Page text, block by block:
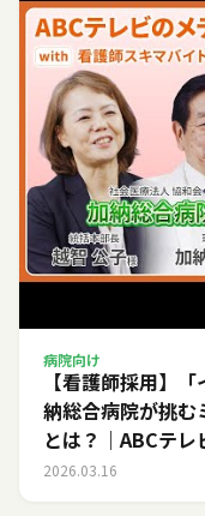
病院向け
【看護師採用】
納総合病院が挑む
とは？｜ABCテ
2026.03.16